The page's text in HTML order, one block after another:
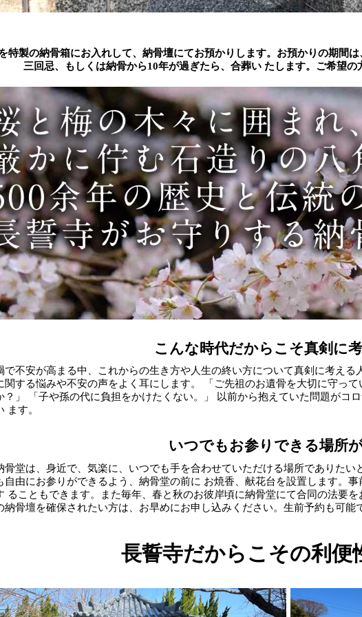
特製の納骨箱にお入れして、納骨壇にてお預かりします。お預かりの期間
三回忌、もしくは納骨から10年が過ぎたら、合葬い たします。ご希望の
こんな時代だからこそ真剣に考
で不安が高まる中、これからの生き方や人生の終い方について真剣に考え
関する悩みや不安の声をよく耳にします。 「ご先祖のお遺骨を大切に守っ
？」 「子や孫の代に負担をかけたくない。」 以前から抱えていた問題がコ
ます。
いつでもお参りできる場所が
骨堂は、身近で、気楽に、いつでも手を合わせていただける場所でありたい
自由にお参りができるよう、納骨堂の前に お焼香、献花台を設置します。
ることもできます。また毎年、春と秋のお彼岸頃に納骨堂にて合同の法要
納骨壇を確保されたい方は、お早めにお申し込みください。生前予約も可能
長誓寺だからこその利便